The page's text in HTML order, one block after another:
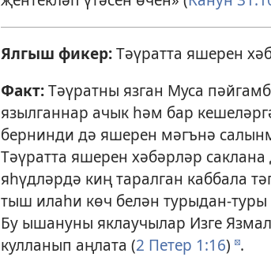
Ялгыш фикер:Тәүратта яшерен
Факт:Тәүратны язган Муса
язылганнар ачык һәм бар
бернинди дә яшерен мәгънә
Тәүратта яшерен хәбәрләр
яһүдләрдә киң таралган каббала
тыш илаһи көч белән турыдан-
Бу ышануны яклаучылар Изге
кулланып аңлата (2 Петер 1:16) d.